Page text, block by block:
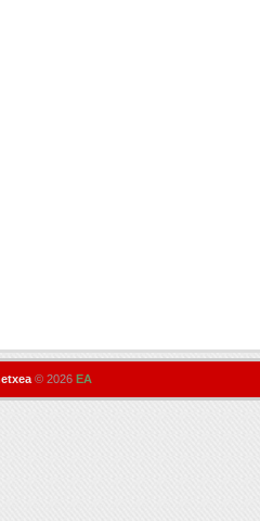
© 2026 EA